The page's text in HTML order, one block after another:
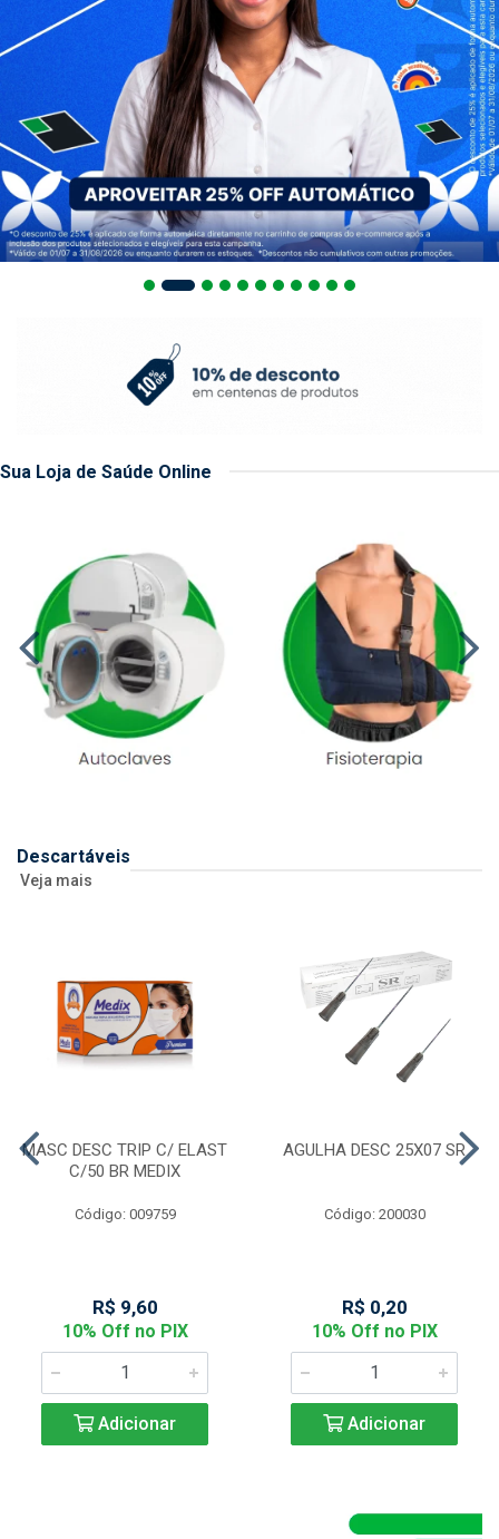
Sua Loja de Saúde Online
Descartáveis
Veja mais
MASC DESC TRIP C/ ELAST
C/50 BR MEDIX
Código: 009759
R$ 9,60
10% Off no PIX
Adicionar
AGULHA DESC 25X07 SR
Código: 200030
R$ 0,20
10% Off no PIX
Adicionar